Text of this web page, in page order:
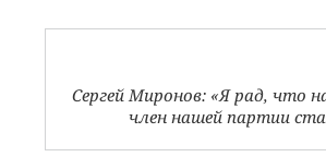
Сергей Миронов: «Я рад, что
член нашей партии